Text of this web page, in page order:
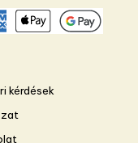
kérdések